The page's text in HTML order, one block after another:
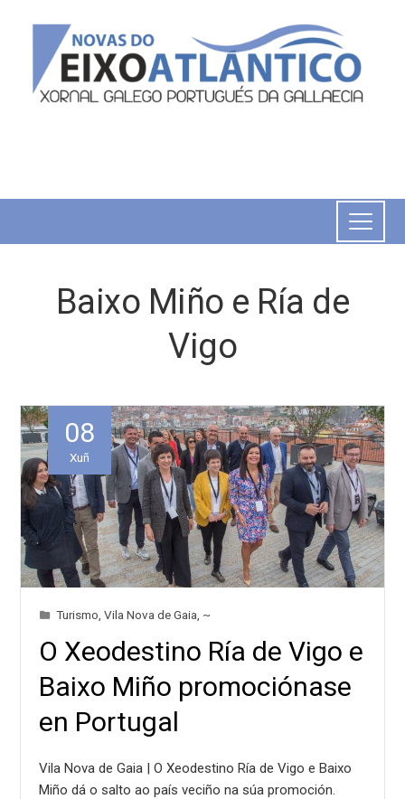
Baixo Miño e Ría de
Vigo
08
Xuñ
Turismo ,Vila Nova de Gaia ~
O Xeodestino Ría de Vigo e
Baixo Miño promociónase
en Portugal
Vila Nova de Gaia | O Xeodestino Ría de Vigo e Baixo
Miño dá o salto ao país veciño na súa promoción.